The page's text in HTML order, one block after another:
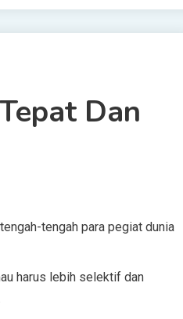
Dan
tengah para pegiat dunia
harus lebih selektif dan